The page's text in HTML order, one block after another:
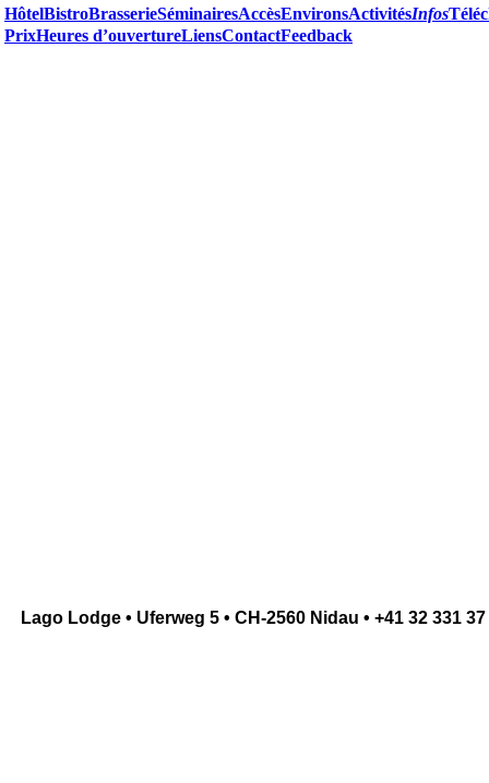
PrixHeures d’ouvertureLiensContactFeedback
HôtelBistroBrasserieSéminairesAccèsEnvironsActivitésInfos
Lago Lodge • Uferweg 5 • CH-2560 Nidau • +41 32 331